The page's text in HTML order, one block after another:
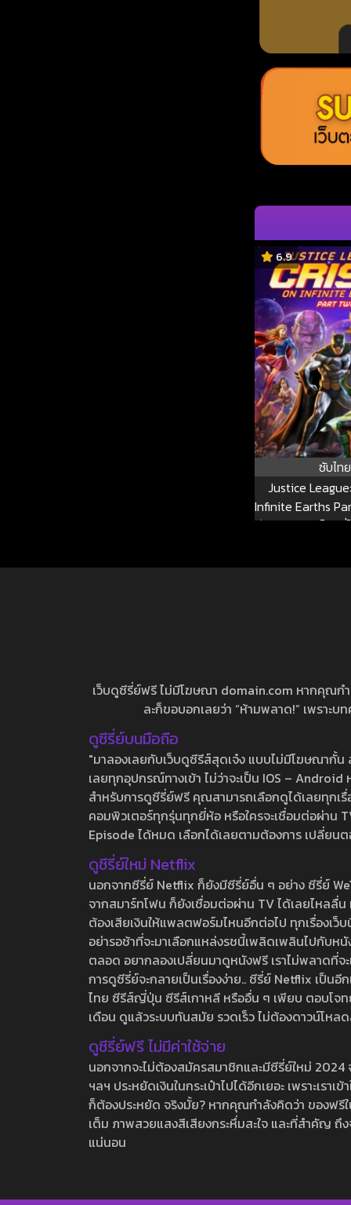
6.9
ซับไทย
Justice
Infinite Earths
ลีก: วิกฤติบนโลก
เว็บดูซีรี่ย์ฟรี ไม่มีโฆษณา domain.com หากคุณก
ละก็ขอบอกเลยว่า “ห้ามพลาด!” เพราะ
ดูซีรี่ย์บนมือถือ
"มาลองเลยกับเว็บดูซีรีส์สุดเจ๋ง แบบไม่มีโฆษณากั้
เลยทุกอุปกรณ์ทางเข้า ไม่ว่าจะเป็น IOS –
สำหรับการดูซีรี่ย์ฟรี คุณสามารถเลือกดูได้เลยทุกเ
คอมพิวเตอร์ทุกรุ่นทุกยี่ห้อ หรือใครจะเชื่อมต่อผ่าน
Episode ได้หมด เลือกได้เลยตามต้องการ เปลี่ยน
ดูซีรี่ย์ใหม่ Netflix
นอกจากซีรี่ย์ Netflix ก็ยังมีซีรี่ย์อื่น ๆ อย่าง ซีรี่ย์
จากสมาร์ทโฟน ก็ยังเชื่อมต่อผ่าน TV ได้เลยไหลลื่
ต้องเสียเงินให้แพลตฟอร์มไหนอีกต่อไป ทุกเรื่องเว็
อย่ารอช้าที่จะมาเลือกแหล่งรชนี้เพลิดเพลินไปกับห
ตลอด อยากลองเปลี่ยนมาดูหนังฟรี เราไม่พลาดที่
การดูซีรี่ย์จะกลายเป็นเรื่องง่าย.. ซีรี่ย์ Netflix เป็น
ไทย ซีรีส์ญี่ปุ่น ซีรีส์เกาหลี หรืออื่น ๆ เพียบ ตอบโจท
เดือน ดูแล้วระบบทันสมัย รวดเร็ว ไม่ต้องดาวน์โห
ดูซีรี่ย์ฟรี ไม่มีค่าใช้จ่าย
นอกจากจะไม่ต้องสมัครสมาชิกและมีซีรี่ย์ใหม่
ฯลฯ ประหยัดเงินในกระเป๋าไปได้อีกเยอะ เพราะเร
ก็ต้องประหยัด จริงมั้ย? หากคุณกำลังคิดว่า ของฟ
เต็ม ภาพสวยแสงสีเสียงกระหึ่มสะใจ และที่สำคัญ
แน่นอน